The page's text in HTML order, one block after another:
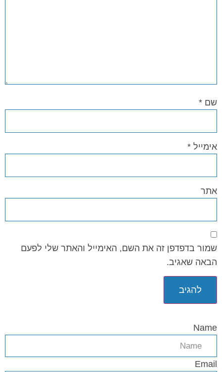
שם *
אימייל *
אתר
שמור בדפדפן זה את השם, האימייל והאתר שלי לפעם
הבאה שאגיב.
Name
Email